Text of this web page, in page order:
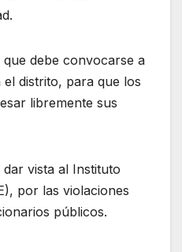
debe convocarse a
distrito, para que los
libremente sus
vista al Instituto
por las violaciones
públicos.